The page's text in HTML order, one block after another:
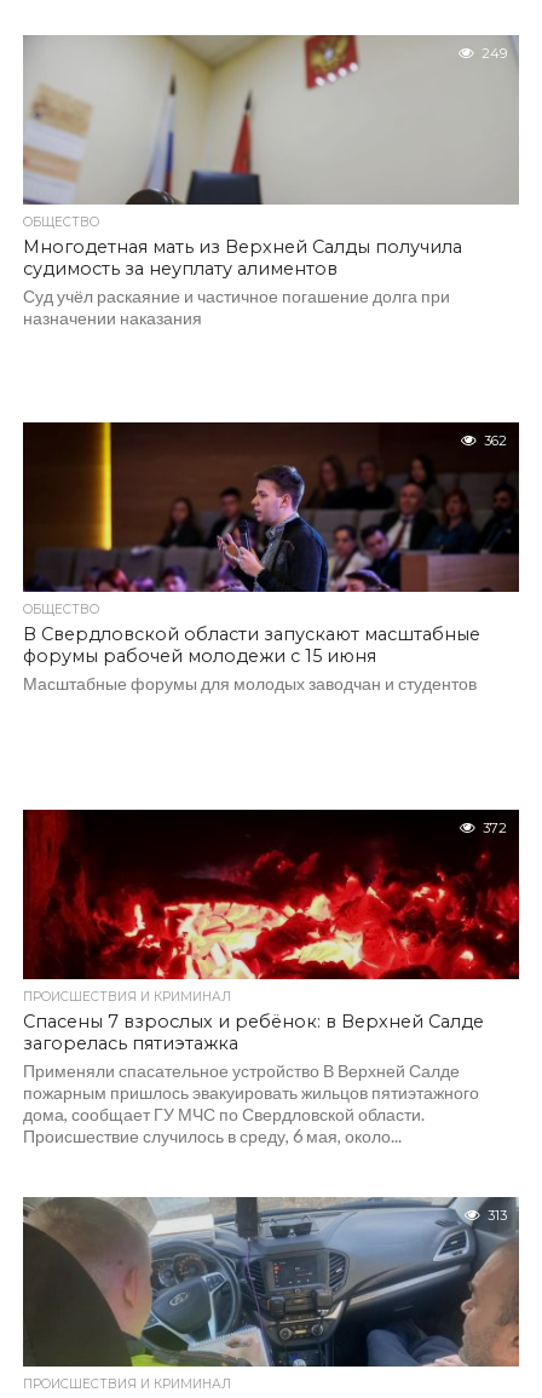
249
ОБЩЕСТВО
Многодетная мать из Верхней Салды получила
судимость за неуплату алиментов
Суд учёл раскаяние и частичное погашение долга при
назначении наказания
362
ОБЩЕСТВО
В Свердловской области запускают масштабные
форумы рабочей молодежи с 15 июня
Масштабные форумы для молодых заводчан и студентов
372
ПРОИСШЕСТВИЯ И КРИМИНАЛ
Спасены 7 взрослых и ребёнок: в Верхней Салде
загорелась пятиэтажка
Применяли спасательное устройство В Верхней Салде
пожарным пришлось эвакуировать жильцов пятиэтажного
дома, сообщает ГУ МЧС по Свердловской области.
Происшествие случилось в среду, 6 мая, около...
313
ПРОИСШЕСТВИЯ И КРИМИНАЛ